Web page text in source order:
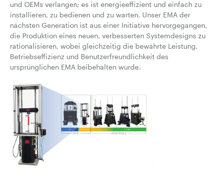
und OEMs verlangen; es ist energieeffizient und einfach zu
installieren, zu bedienen und zu warten. Unser EMA der
nächsten Generation ist aus einer Initiative hervorgegangen,
die Produktion eines neuen, verbesserten Systemdesigns zu
rationalisieren, wobei gleichzeitig die bewährte Leistung,
Betriebseffizienz und Benutzerfreundlichkeit des
ursprünglichen EMA beibehalten wurde.